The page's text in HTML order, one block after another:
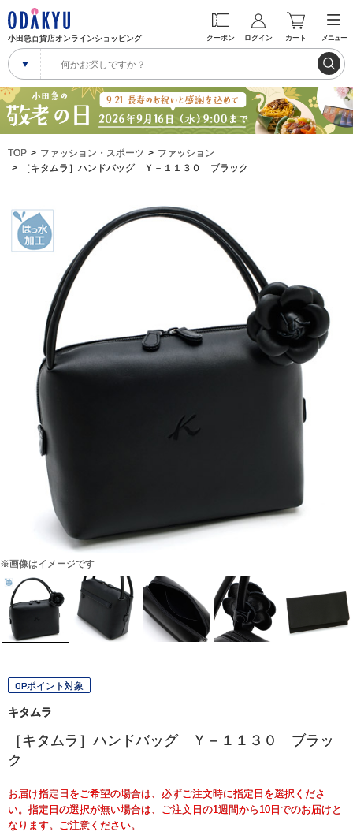
小田急百貨店オンラインショッピング クーポン ログイン カート メニュー
TOP ファッション・スポーツ
ファッション
［キタムラ］ハンドバッグ Ｙ－１１３０ ブラック
※画像はイメージです
OPポイント対象
キタムラ
［キタムラ］ハンドバッグ Ｙ－１１３０ ブラッ
ク
お届け指定日をご希望の場合は、必ずご注文時に指定日を選択くださ
い。指定日の選択が無い場合は、ご注文日の1週間から10日でのお届けと
なります。ご注意ください。